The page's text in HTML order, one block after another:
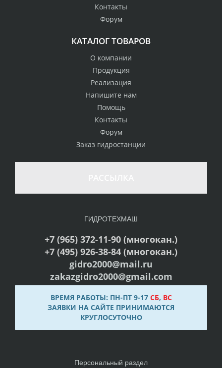
Контакты
Форум
КАТАЛОГ ТОВАРОВ
О компании
Продукция
Реализация
Напишите нам
Помощь
Контакты
Форум
Заказ гидростанции
ГИДРОТЕХМАШ
+7 (965) 372-11-90 (многокан.)
+7 (495) 926-38-84 (многокан.)
gidro2000@mail.ru
zakazgidro2000@gmail.com
ВРЕМЯ РАБОТЫ: ПН-ПТ 9-17 СБ, ВС
ЗАЯВКИ НА САЙТЕ ПРИНИМАЮТСЯ
КРУГЛОСУТОЧНО
Персональный раздел